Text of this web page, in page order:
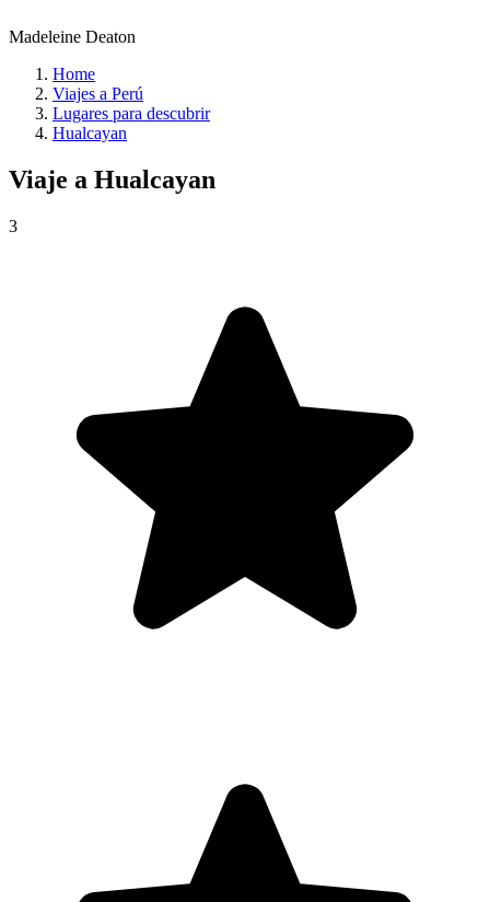
Madeleine Deaton
Home
Viajes a Perú
Lugares para descubrir
Hualcayan
Viaje a Hualcayan
3